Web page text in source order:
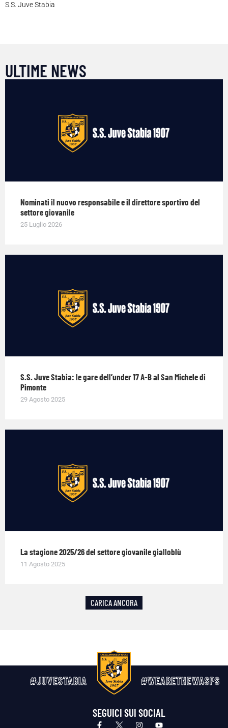
S.S. Juve Stabia
ULTIME NEWS
Nominati il nuovo responsabile e il direttore sportivo del
settore giovanile
25 Luglio 2026
S.S. Juve Stabia: le gare dell’under 17 A-B al San Michele di
Pimonte
29 Agosto 2025
La stagione 2025/26 del settore giovanile gialloblù
11 Agosto 2025
CARICA ANCORA
#JUVESTABIA #WEARETHEWASPS
SEGUICI SUI SOCIAL